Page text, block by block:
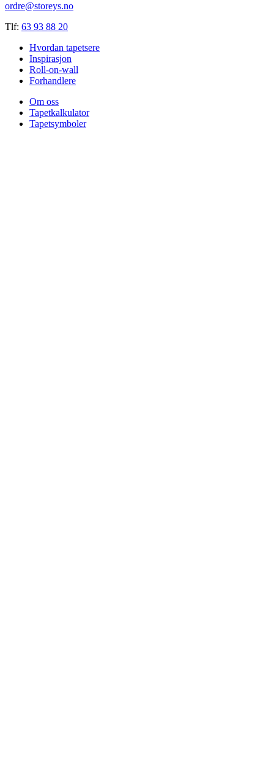
ordre@storeys.no
Tlf: 63 93 88 20
Hvordan tapetsere
Inspirasjon
Roll-on-wall
Forhandlere
Om oss
Tapetkalkulator
Tapetsymboler